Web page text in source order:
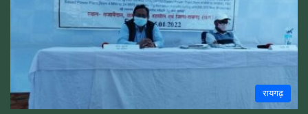
रायगढ़